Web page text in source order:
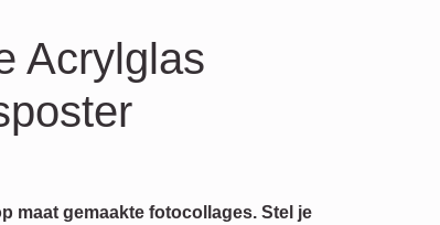
Acrylglas
maat gemaakte fotocollages. Stel je